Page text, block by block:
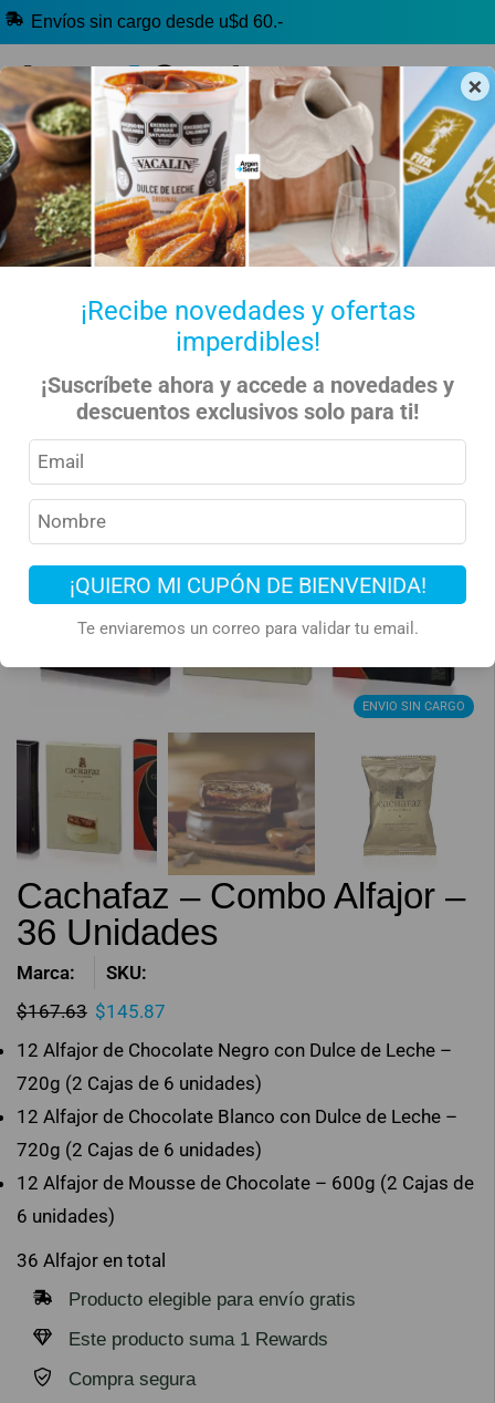
×
¡Recibe novedades y ofertas
imperdibles!
¡Suscríbete ahora y accede a novedades y
descuentos exclusivos solo para ti!
¡QUIERO MI CUPÓN DE BIENVENIDA!
Te enviaremos un correo para validar tu email.
Envíos sin cargo desde u$d 60.-
🔥 Yerba Mate
🧉 Clásicos argentinos 🏷️ Todas las categorías
Inicio Kiosko Dulce y Salado Alfajores y Conitos
Cachafaz – Combo Alfajor – 36 Unidades
13% OFF
ENVIO SIN CARGO
Cachafaz – Combo Alfajor –
36 Unidades
Marca:
SKU:
$167.63 $145.87
12 Alfajor de Chocolate Negro con Dulce de Leche –
720g (2 Cajas de 6 unidades)
12 Alfajor de Chocolate Blanco con Dulce de Leche –
720g (2 Cajas de 6 unidades)
12 Alfajor de Mousse de Chocolate – 600g (2 Cajas de
6 unidades)
36 Alfajor en total
Producto elegible para envío gratis
Este producto suma 1 Rewards
Compra segura